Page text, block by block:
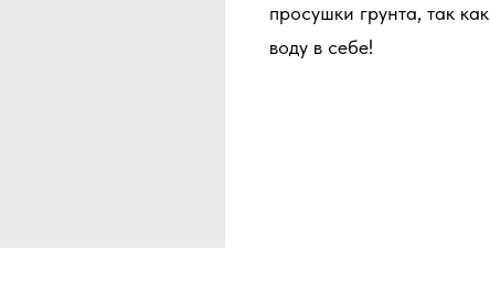
просушки грунта, так
воду в себе!